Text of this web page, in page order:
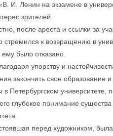
И. Ленин на экзамене в
зрителей.
после ареста и ссылки за
стремился к возвращению в
ему было отказано.
упорству и
закончить свое образование
в Петербургском
глубокое понимание
перед художником,